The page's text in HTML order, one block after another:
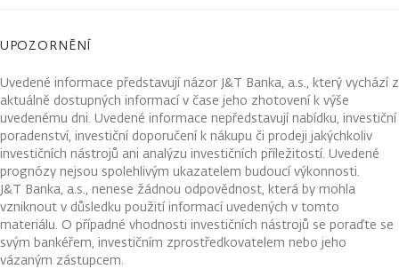
UPOZORNĚNÍ
Uvedené informace představují názor J&T Banka, a.s., který vychází z
aktuálně dostupných informací v čase jeho zhotovení k výše
uvedenému dni. Uvedené informace nepředstavují nabídku, investiční
poradenství, investiční doporučení k nákupu či prodeji jakýchkoliv
investičních nástrojů ani analýzu investičních příležitostí. Uvedené
prognózy nejsou spolehlivým ukazatelem budoucí výkonnosti.
J&T Banka, a.s., nenese žádnou odpovědnost, která by mohla
vzniknout v důsledku použití informací uvedených v tomto
materiálu. O případné vhodnosti investičních nástrojů se poraďte se
svým bankéřem, investičním zprostředkovatelem nebo jeho
vázaným zástupcem.